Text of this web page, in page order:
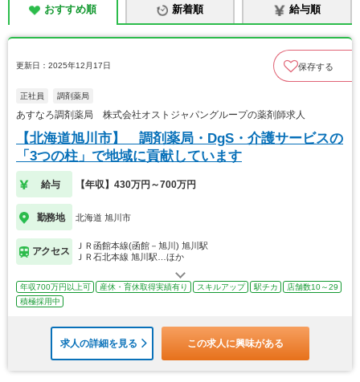
おすすめ順 新着順 給与順
更新日：2025年12月17日 保存する
正社員 調剤薬局
あすなろ調剤薬局 株式会社オストジャパングループの薬剤師求人
【北海道旭川市】 調剤薬局・DgS・介護サービスの
「3つの柱」で地域に貢献しています
給与 【年収】430万円～700万円
勤務地 北海道 旭川市
アクセス
ＪＲ函館本線(函館－旭川) 旭川駅
ＪＲ石北本線 旭川駅…ほか
年収700万円以上可 産休・育休取得実績有り スキルアップ 駅チカ
店舗数10～29
積極採用中
求人の詳細を見る この求人に興味がある